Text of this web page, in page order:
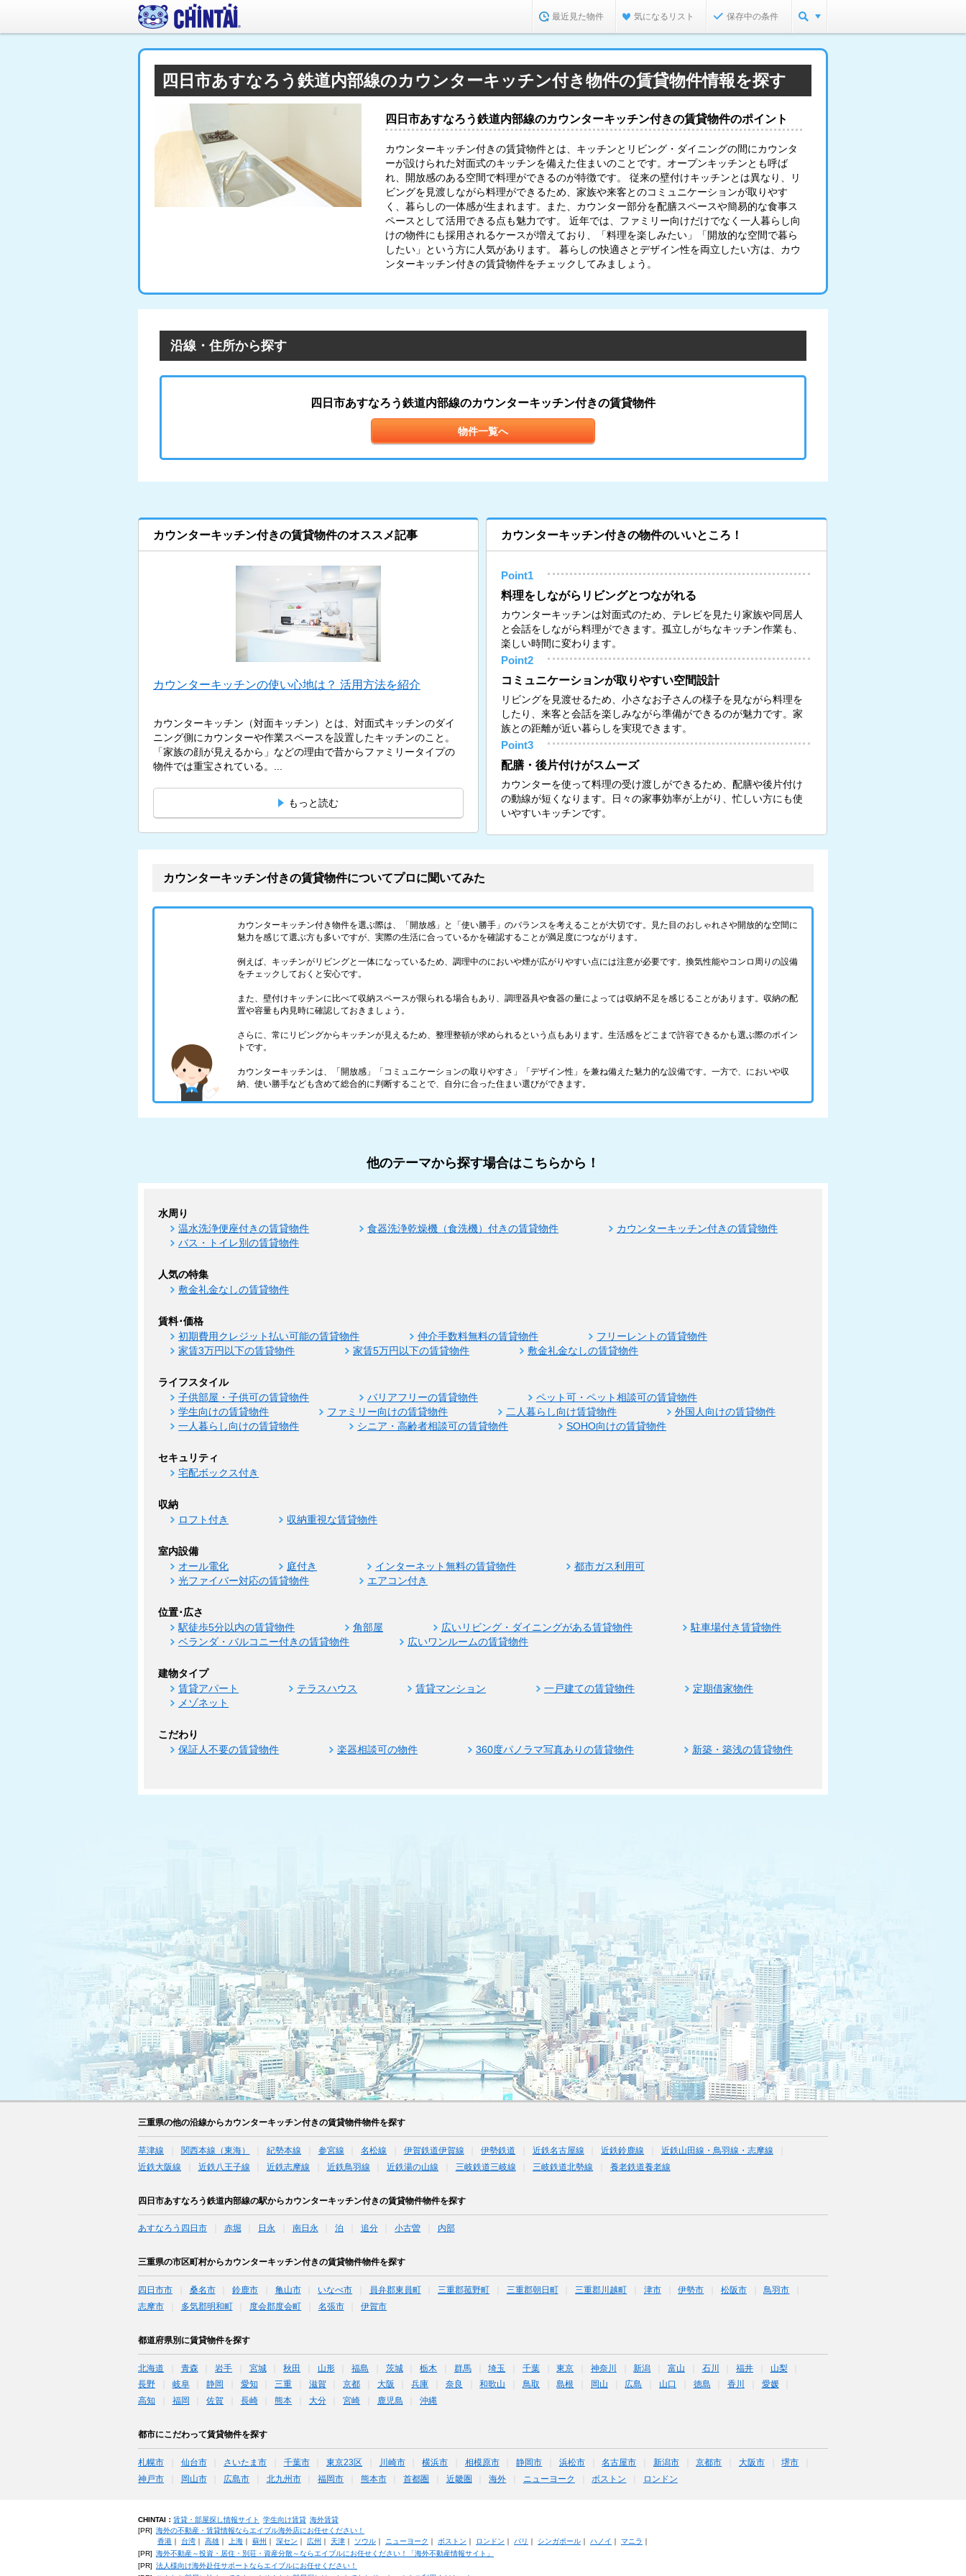
最近見た物件 気になるリスト 保存中の条件
四日市あすなろう鉄道内部線のカウンターキッチン付き物件の賃貸物件情報を探す
四日市あすなろう鉄道内部線のカウンターキッチン付きの賃貸物件のポイント
カウンターキッチン付きの賃貸物件とは、キッチンとリビング・ダイニングの間にカウンタ
ーが設けられた対面式のキッチンを備えた住まいのことです。オープンキッチンとも呼ば
れ、開放感のある空間で料理ができるのが特徴です。 従来の壁付けキッチンとは異なり、リ
ビングを見渡しながら料理ができるため、家族や来客とのコミュニケーションが取りやす
く、暮らしの一体感が生まれます。また、カウンター部分を配膳スペースや簡易的な食事ス
ペースとして活用できる点も魅力です。 近年では、ファミリー向けだけでなく一人暮らし向
けの物件にも採用されるケースが増えており、「料理を楽しみたい」「開放的な空間で暮ら
したい」という方に人気があります。 暮らしの快適さとデザイン性を両立したい方は、カウ
ンターキッチン付きの賃貸物件をチェックしてみましょう。
沿線・住所から探す
四日市あすなろう鉄道内部線のカウンターキッチン付きの賃貸物件
物件一覧へ
カウンターキッチン付きの賃貸物件のオススメ記事
カウンターキッチンの使い心地は？ 活用方法を紹介
カウンターキッチン（対面キッチン）とは、対面式キッチンのダイ
ニング側にカウンターや作業スペースを設置したキッチンのこと。
「家族の顔が見えるから」などの理由で昔からファミリータイプの
物件では重宝されている。...
もっと読む
カウンターキッチン付きの物件のいいところ！
Point1
料理をしながらリビングとつながれる
カウンターキッチンは対面式のため、テレビを見たり家族や同居人
と会話をしながら料理ができます。孤立しがちなキッチン作業も、
楽しい時間に変わります。
Point2
コミュニケーションが取りやすい空間設計
リビングを見渡せるため、小さなお子さんの様子を見ながら料理を
したり、来客と会話を楽しみながら準備ができるのが魅力です。家
族との距離が近い暮らしを実現できます。
Point3
配膳・後片付けがスムーズ
カウンターを使って料理の受け渡しができるため、配膳や後片付け
の動線が短くなります。日々の家事効率が上がり、忙しい方にも使
いやすいキッチンです。
カウンターキッチン付きの賃貸物件についてプロに聞いてみた
カウンターキッチン付き物件を選ぶ際は、「開放感」と「使い勝手」のバランスを考えることが大切です。見た目のおしゃれさや開放的な空間に
魅力を感じて選ぶ方も多いですが、実際の生活に合っているかを確認することが満足度につながります。
例えば、キッチンがリビングと一体になっているため、調理中のにおいや煙が広がりやすい点には注意が必要です。換気性能やコンロ周りの設備
をチェックしておくと安心です。
また、壁付けキッチンに比べて収納スペースが限られる場合もあり、調理器具や食器の量によっては収納不足を感じることがあります。収納の配
置や容量も内見時に確認しておきましょう。
さらに、常にリビングからキッチンが見えるため、整理整頓が求められるという点もあります。生活感をどこまで許容できるかも選ぶ際のポイン
トです。
カウンターキッチンは、「開放感」「コミュニケーションの取りやすさ」「デザイン性」を兼ね備えた魅力的な設備です。一方で、においや収
納、使い勝手なども含めて総合的に判断することで、自分に合った住まい選びができます。
他のテーマから探す場合はこちらから！
水周り
温水洗浄便座付きの賃貸物件 食器洗浄乾燥機（食洗機）付きの賃貸物件
カウンターキッチン付きの賃貸物件
バス・トイレ別の賃貸物件
人気の特集
敷金礼金なしの賃貸物件
賃料･価格
初期費用クレジット払い可能の賃貸物件 仲介手数料無料の賃貸物件
フリーレントの賃貸物件
家賃3万円以下の賃貸物件
家賃5万円以下の賃貸物件 敷金礼金なしの賃貸物件
ライフスタイル
子供部屋・子供可の賃貸物件 バリアフリーの賃貸物件
ペット可・ペット相談可の賃貸物件
学生向けの賃貸物件
ファミリー向けの賃貸物件 二人暮らし向け賃貸物件
外国人向けの賃貸物件
一人暮らし向けの賃貸物件
シニア・高齢者相談可の賃貸物件 SOHO向けの賃貸物件
セキュリティ
宅配ボックス付き
収納
ロフト付き 収納重視な賃貸物件
室内設備
オール電化 庭付き インターネット無料の賃貸物件
都市ガス利用可
光ファイバー対応の賃貸物件
エアコン付き
位置･広さ
駅徒歩5分以内の賃貸物件 角部屋 広いリビング・ダイニングがある賃貸物件
駐車場付き賃貸物件
ベランダ・バルコニー付きの賃貸物件
広いワンルームの賃貸物件
建物タイプ
賃貸アパート テラスハウス 賃貸マンション 一戸建ての賃貸物件
定期借家物件
メゾネット
こだわり
保証人不要の賃貸物件 楽器相談可の物件 360度パノラマ写真ありの賃貸物件 新築・築浅の賃貸物件
三重県の他の沿線からカウンターキッチン付きの賃貸物件物件を探す
草津線 関西本線（東海） 紀勢本線 参宮線 名松線 伊賀鉄道伊賀線 伊勢鉄道 近鉄名古屋線 近鉄鈴鹿線
近鉄山田線・鳥羽線・志摩線
近鉄大阪線
近鉄八王子線 近鉄志摩線 近鉄鳥羽線 近鉄湯の山線 三岐鉄道三岐線 三岐鉄道北勢線 養老鉄道養老線
四日市あすなろう鉄道内部線の駅からカウンターキッチン付きの賃貸物件物件を探す
あすなろう四日市 赤堀 日永 南日永 泊 追分 小古曽 内部
三重県の市区町村からカウンターキッチン付きの賃貸物件物件を探す
四日市市 桑名市 鈴鹿市 亀山市 いなべ市 員弁郡東員町 三重郡菰野町 三重郡朝日町 三重郡川越町 津市 伊勢市 松阪市
鳥羽市
志摩市
多気郡明和町 度会郡度会町 名張市 伊賀市
都道府県別に賃貸物件を探す
北海道 青森 岩手 宮城 秋田 山形 福島 茨城 栃木 群馬 埼玉 千葉 東京 神奈川 新潟 富山 石川 福井
山梨
長野
岐阜 静岡 愛知 三重 滋賀 京都 大阪 兵庫 奈良 和歌山 鳥取 島根 岡山 広島 山口 徳島 香川
愛媛
高知
福岡 佐賀 長崎 熊本 大分 宮崎 鹿児島 沖縄
都市にこだわって賃貸物件を探す
札幌市 仙台市 さいたま市 千葉市 東京23区 川崎市 横浜市 相模原市 静岡市 浜松市 名古屋市 新潟市 京都市 大阪市
堺市
神戸市
岡山市 広島市 北九州市 福岡市 熊本市 首都圏 近畿圏 海外 ニューヨーク ボストン ロンドン
CHINTAI： 賃貸・部屋探し情報サイト 学生向け賃貸 海外賃貸
[PR] 海外の不動産・賃貸情報ならエイブル海外店にお任せください！
香港｜ 台湾｜ 高雄｜ 上海｜ 蘇州 ｜ 深セン ｜ 広州 ｜ 天津｜ ソウル｜ ニューヨーク ｜ ボストン ｜ ロンドン ｜ パリ ｜ シンガポール｜ ハノイ ｜ マニラ ｜
[PR] 海外不動産～投資・居住・別荘・資産分散～ならエイブルにお任せください！「海外不動産情報サイト」
[PR] 法人様向け海外赴任サポートならエイブルにお任せください！